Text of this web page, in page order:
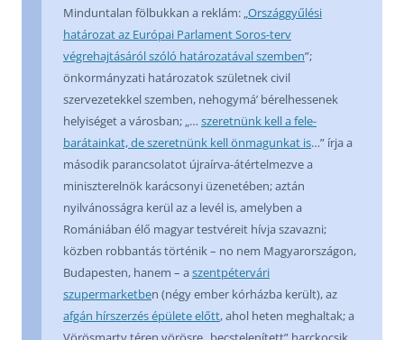
Minduntalan fölbukkan a reklám: „Országgyűlési
határozat az Európai Parlament Soros-terv
végrehajtásáról szóló határozatával szemben”;
önkormányzati határozatok születnek civil
szervezetekkel szemben, nehogymá’ bérelhessenek
helyiséget a városban; „… szeretnünk kell a fele­
barátainkat, de szeretnünk kell önmagunkat is…” írja a
második parancsolatot újraírva-átértelmezve a
miniszterelnök karácsonyi üzenetében; aztán
nyilvánosságra kerül az a levél is, amelyben a
Romániában élő magyar testvéreit hívja szavazni;
közben robbantás történik – no nem Magyarországon,
Budapesten, hanem – a szentpétervári
szupermarketben (négy ember kórházba került), az
afgán hírszerzés épülete előtt, ahol heten meghaltak; a